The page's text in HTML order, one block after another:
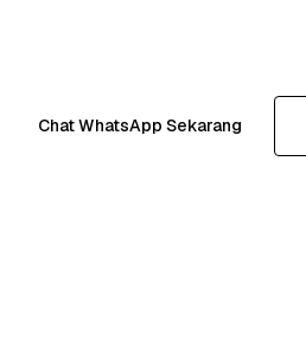
Chat WhatsApp Sekarang